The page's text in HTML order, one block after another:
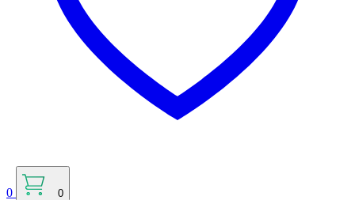
0 0